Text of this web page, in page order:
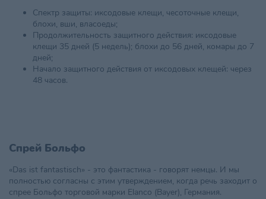
Спектр защиты: иксодовые клещи, чесоточные клещи,
блохи, вши, власоеды;
Продолжительность защитного действия: иксодовые
клещи 35 дней (5 недель); блохи до 56 дней, комары до 7
дней;
Начало защитного действия от иксодовых клещей: через
48 часов.
Спрей Больфо
«Das ist fantastisch» - это фантастика - говорят немцы. И мы
полностью согласны с этим утверждением, когда речь заходит о
спрее Больфо торговой марки Elanco (Bayer), Германия.